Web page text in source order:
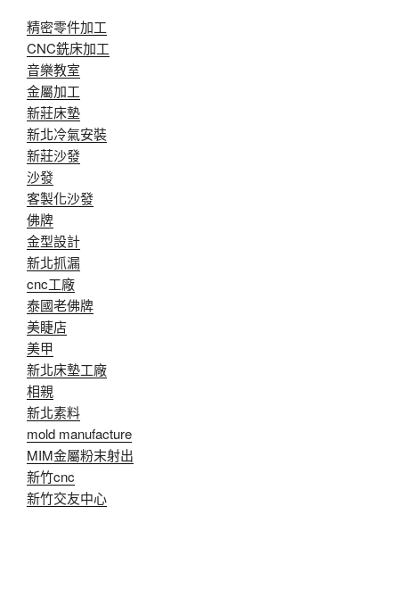
精密零件加工
CNC銑床加工
音樂教室
金屬加工
新莊床墊
新北冷氣安裝
新莊沙發
沙發
客製化沙發
佛牌
金型設計
新北抓漏
cnc工廠
泰國老佛牌
美睫店
美甲
新北床墊工廠
相親
新北素料
mold manufacture
MIM金屬粉末射出
新竹cnc
新竹交友中心